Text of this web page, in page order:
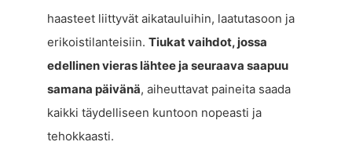
haasteet liittyvät aikatauluihin, laatutasoon ja
erikoistilanteisiin. Tiukat vaihdot, jossa
edellinen vieras lähtee ja seuraava saapuu
samana päivänä, aiheuttavat paineita saada
kaikki täydelliseen kuntoon nopeasti ja
tehokkaasti.